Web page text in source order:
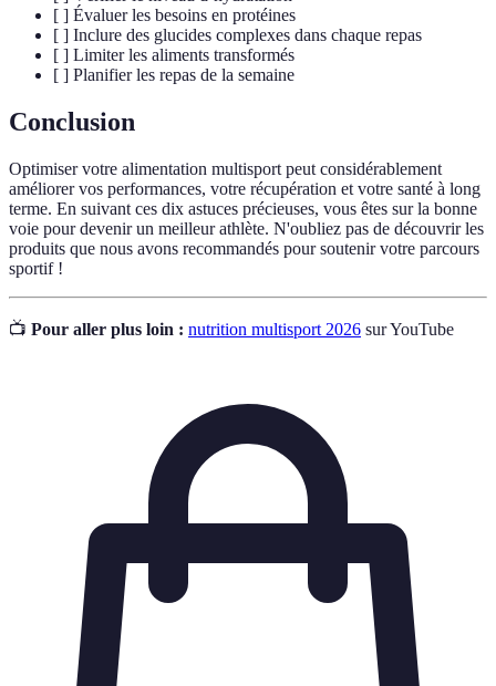
[ ] Évaluer les besoins en protéines
[ ] Inclure des glucides complexes dans chaque repas
[ ] Limiter les aliments transformés
[ ] Planifier les repas de la semaine
Conclusion
Optimiser votre alimentation multisport peut considérablement
améliorer vos performances, votre récupération et votre santé à long
terme. En suivant ces dix astuces précieuses, vous êtes sur la bonne
voie pour devenir un meilleur athlète. N'oubliez pas de découvrir les
produits que nous avons recommandés pour soutenir votre parcours
sportif !
📺 Pour aller plus loin : nutrition multisport 2026 sur YouTube